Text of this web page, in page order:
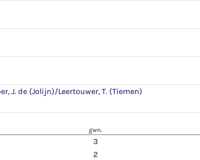
J. de (Jolijn)/Leertouwer, T. (Tiemen)
gwn.
3
2